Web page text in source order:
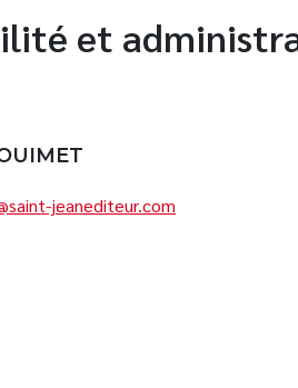
et
jeanediteur.com